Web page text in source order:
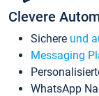
Clevere
Sichere und
Messaging
WhatsApp